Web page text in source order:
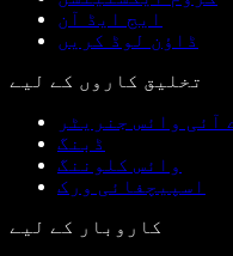
ایج ایڈ آن
ڈاؤن لوڈ کریں
تخلیق کاروں کے لیے
آئی وائس جنریٹر
ڈبنگ
وائس کلوننگ
اسپیچفائی ورک
کاروبار کے لیے